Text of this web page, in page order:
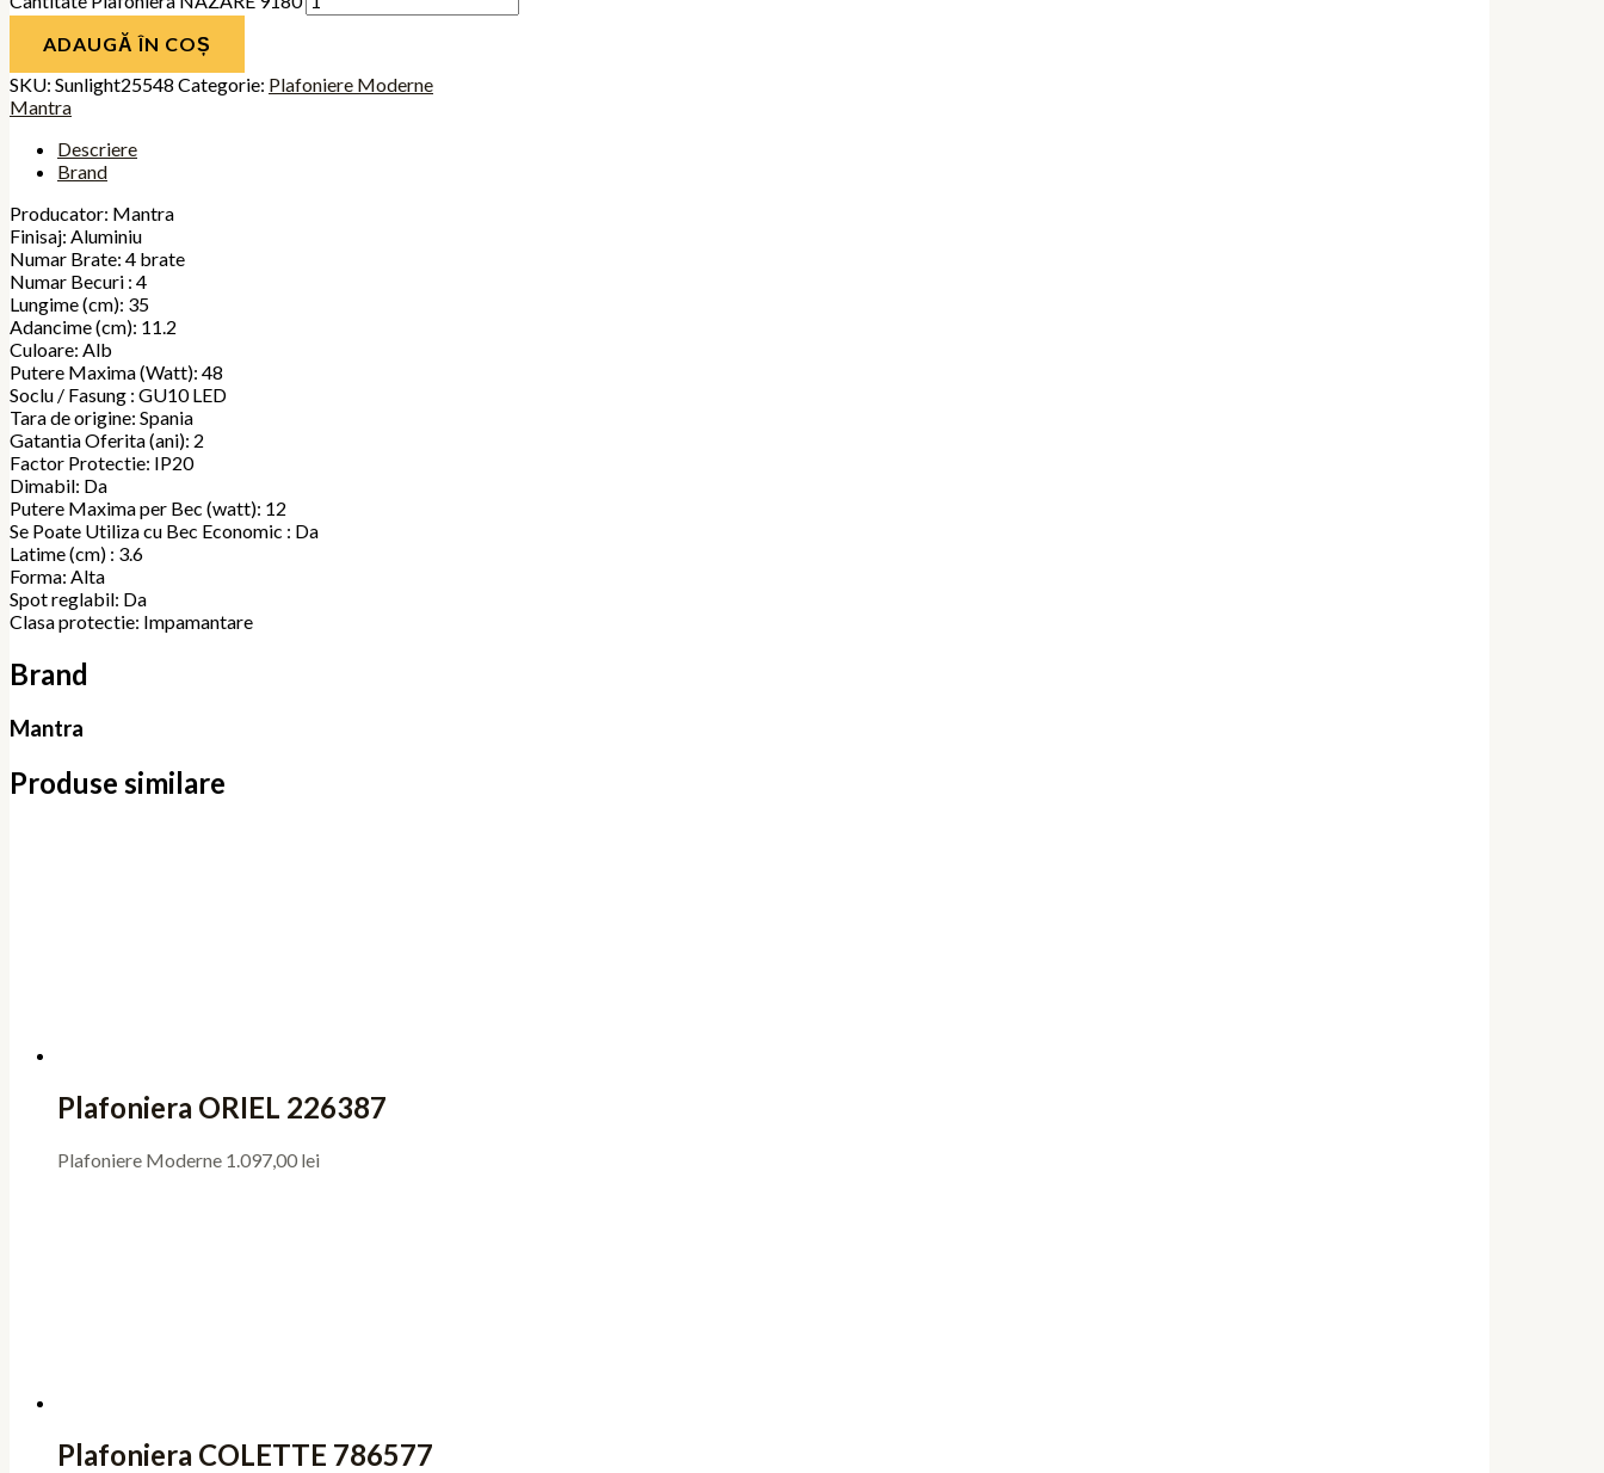
ADAUGĂ ÎN COȘ
SKU: Sunlight25548 Categorie: Plafoniere Moderne
Mantra
Descriere
Brand
Producator: Mantra
Finisaj: Aluminiu
Numar Brate: 4 brate
Numar Becuri : 4
Lungime (cm): 35
Adancime (cm): 11.2
Culoare: Alb
Putere Maxima (Watt): 48
Soclu / Fasung : GU10 LED
Tara de origine: Spania
Gatantia Oferita (ani): 2
Factor Protectie: IP20
Dimabil: Da
Putere Maxima per Bec (watt): 12
Se Poate Utiliza cu Bec Economic : Da
Latime (cm) : 3.6
Forma: Alta
Spot reglabil: Da
Clasa protectie: Impamantare
Brand
Mantra
Produse similare
Plafoniera ORIEL 226387
Plafoniere Moderne 1.097,00 lei
Plafoniera COLETTE 786577